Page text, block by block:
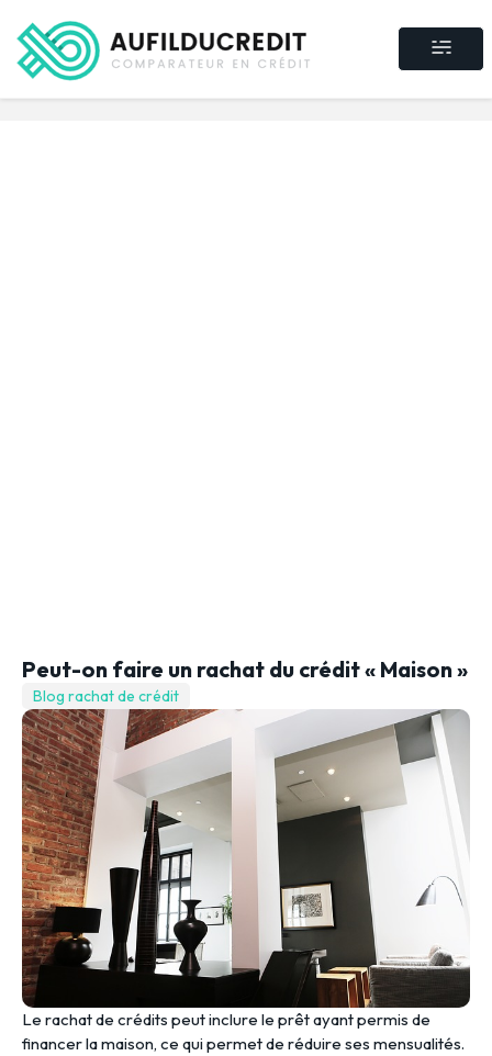
Peut-on faire un rachat du crédit « Maison »
Blog rachat de crédit
Le rachat de crédits peut inclure le prêt ayant permis de
financer la maison, ce qui permet de réduire ses mensualités.